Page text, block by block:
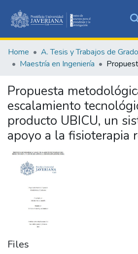
&
Home A. Tesis y Trabajos de Grado
Maestría en Ingeniería
Propuesta
escalamiento
producto UBICU, un
apoyo a la fisioterapia
Files